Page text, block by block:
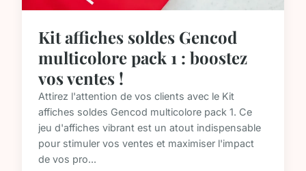
Kit affiches soldes Gencod
multicolore pack 1 : boostez
vos ventes !
Attirez l'attention de vos clients avec le Kit
affiches soldes Gencod multicolore pack 1. Ce
jeu d'affiches vibrant est un atout indispensable
pour stimuler vos ventes et maximiser l'impact
de vos pro...